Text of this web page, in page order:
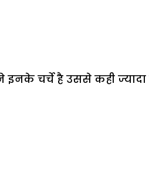
इनके चर्चे है उससे कही